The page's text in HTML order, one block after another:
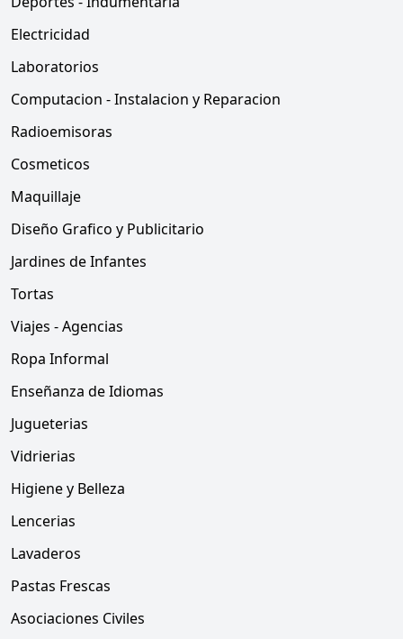
Electricidad
Laboratorios
Computacion - Instalacion y Reparacion
Radioemisoras
Cosmeticos
Maquillaje
Diseño Grafico y Publicitario
Jardines de Infantes
Tortas
Viajes - Agencias
Ropa Informal
Enseñanza de Idiomas
Jugueterias
Vidrierias
Higiene y Belleza
Lencerias
Lavaderos
Pastas Frescas
Asociaciones Civiles